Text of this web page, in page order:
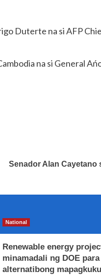
Duterte na si AFP
na si General
Senador Alan Cayetano
National
Renewable energy
minamadali ng DOE para
alternatibong